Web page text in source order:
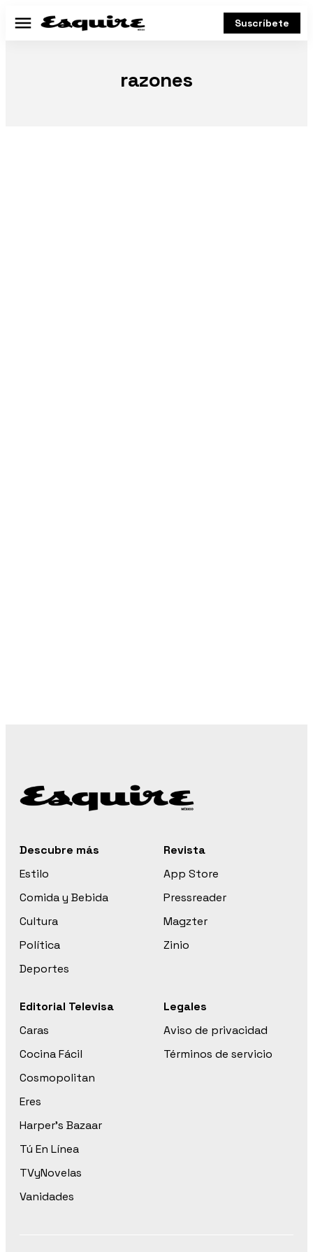
Menú Suscríbete
razones
Descubre más
Estilo
Comida y Bebida
Cultura
Política
Deportes
Revista
App Store
Pressreader
Magzter
Zinio
Editorial Televisa
Caras
Cocina Fácil
Cosmopolitan
Eres
Harper’s Bazaar
Tú En Línea
TVyNovelas
Vanidades
Legales
Aviso de privacidad
Términos de servicio